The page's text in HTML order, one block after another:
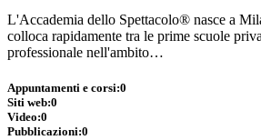
L'Accademia dello Spettacolo® nasce a
colloca rapidamente tra le prime scuole
professionale nell'ambito…
Appuntamenti e corsi:0
Siti web:0
Video:0
Pubblicazioni:0